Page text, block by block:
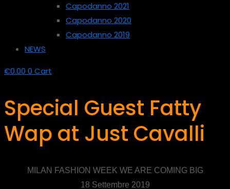
Capodanno 2021
Capodanno 2020
Capodanno 2019
NEWS
€0.00 0 Cart
Special Guest Fatty
Wap at Just Cavalli
MILAN FASHION WEEK WE ARE COMING BIG
18 Settembre 2019